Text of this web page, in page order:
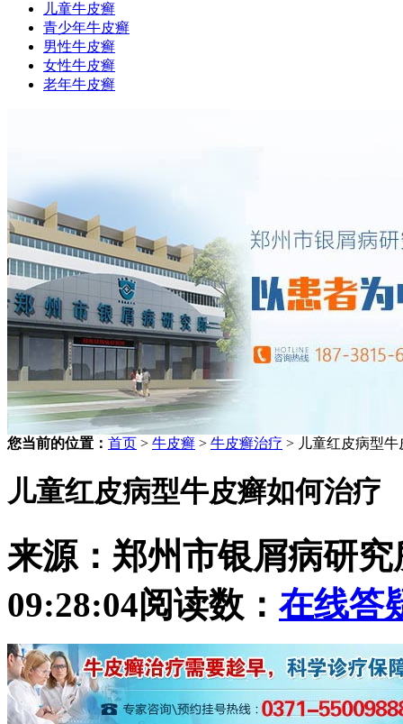
儿童牛皮癣
青少年牛皮癣
男性牛皮癣
女性牛皮癣
老年牛皮癣
您当前的位置： 首页 > 牛皮癣 > 牛皮癣治疗 > 儿童红皮病型
儿童红皮病型牛皮癣如何治疗
来源：郑州市银屑病研究
09:28:04阅读数： 在线答